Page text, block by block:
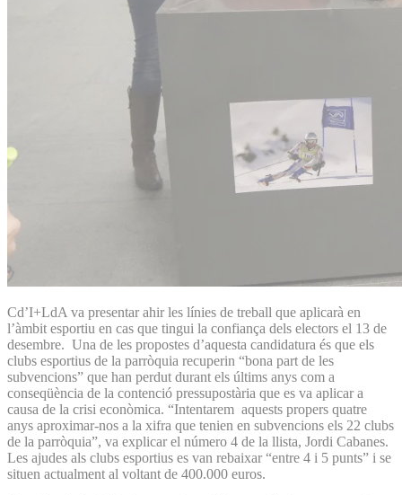
Cd’I+LdA va presentar ahir les línies de treball que aplicarà en
l’àmbit esportiu en cas que tingui la confiança dels electors el 13 de
desembre. Una de les propostes d’aquesta candidatura és que els
clubs esportius de la parròquia recuperin “bona part de les
subvencions” que han perdut durant els últims anys com a
conseqüència de la contenció pressupostària que es va aplicar a
causa de la crisi econòmica. “Intentarem aquests propers quatre
anys aproximar-nos a la xifra que tenien en subvencions els 22 clubs
de la parròquia”, va explicar el número 4 de la llista, Jordi Cabanes.
Les ajudes als clubs esportius es van rebaixar “entre 4 i 5 punts” i se
situen actualment al voltant de 400.000 euros.